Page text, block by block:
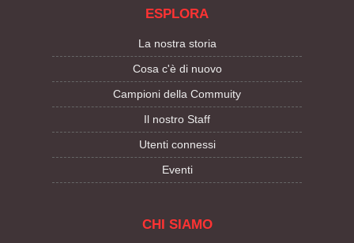
ESPLORA
La nostra storia
Cosa c'è di nuovo
Campioni della Commuity
Il nostro Staff
Utenti connessi
Eventi
CHI SIAMO